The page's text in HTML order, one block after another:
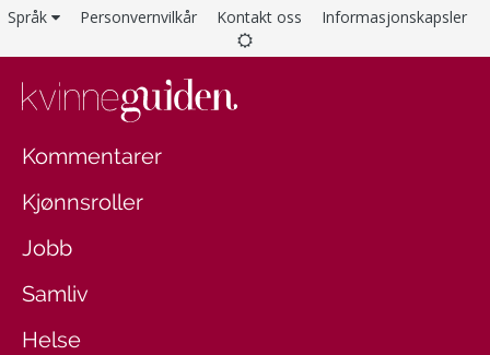
Språk Personvernvilkår Kontakt oss Informasjonskapsler
Kommentarer
Kjønnsroller
Jobb
Samliv
Helse